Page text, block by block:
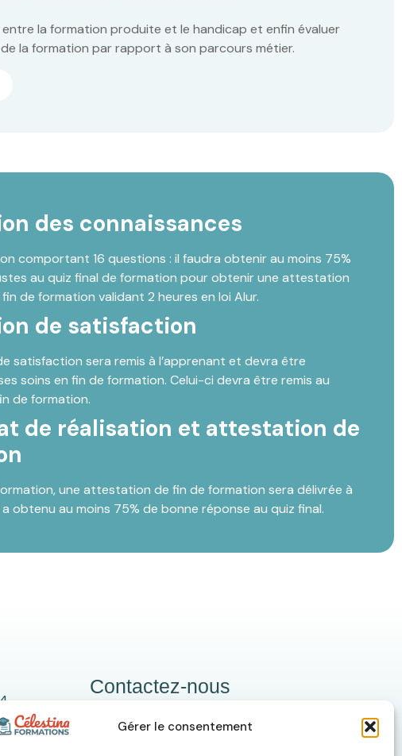
Gérer le consentement
entre la formation produite et le handicap et enfin évaluer
la formation par rapport à son parcours métier.
des connaissances
comportant 16 questions : il faudra obtenir au moins 75%
au quiz final de formation pour obtenir une attestation
de formation validant 2 heures en loi Alur.
de satisfaction
satisfaction sera remis à l’apprenant et devra être
soins en fin de formation. Celui-ci devra être remis au
de formation.
de réalisation et attestation de
une attestation de fin de formation sera délivrée à
a obtenu au moins 75% de bonne réponse au quiz final.
Contactez-nous
06 36 37 50 91